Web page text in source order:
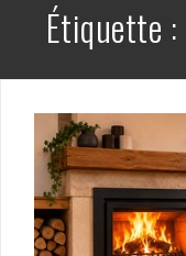
Étiquette :